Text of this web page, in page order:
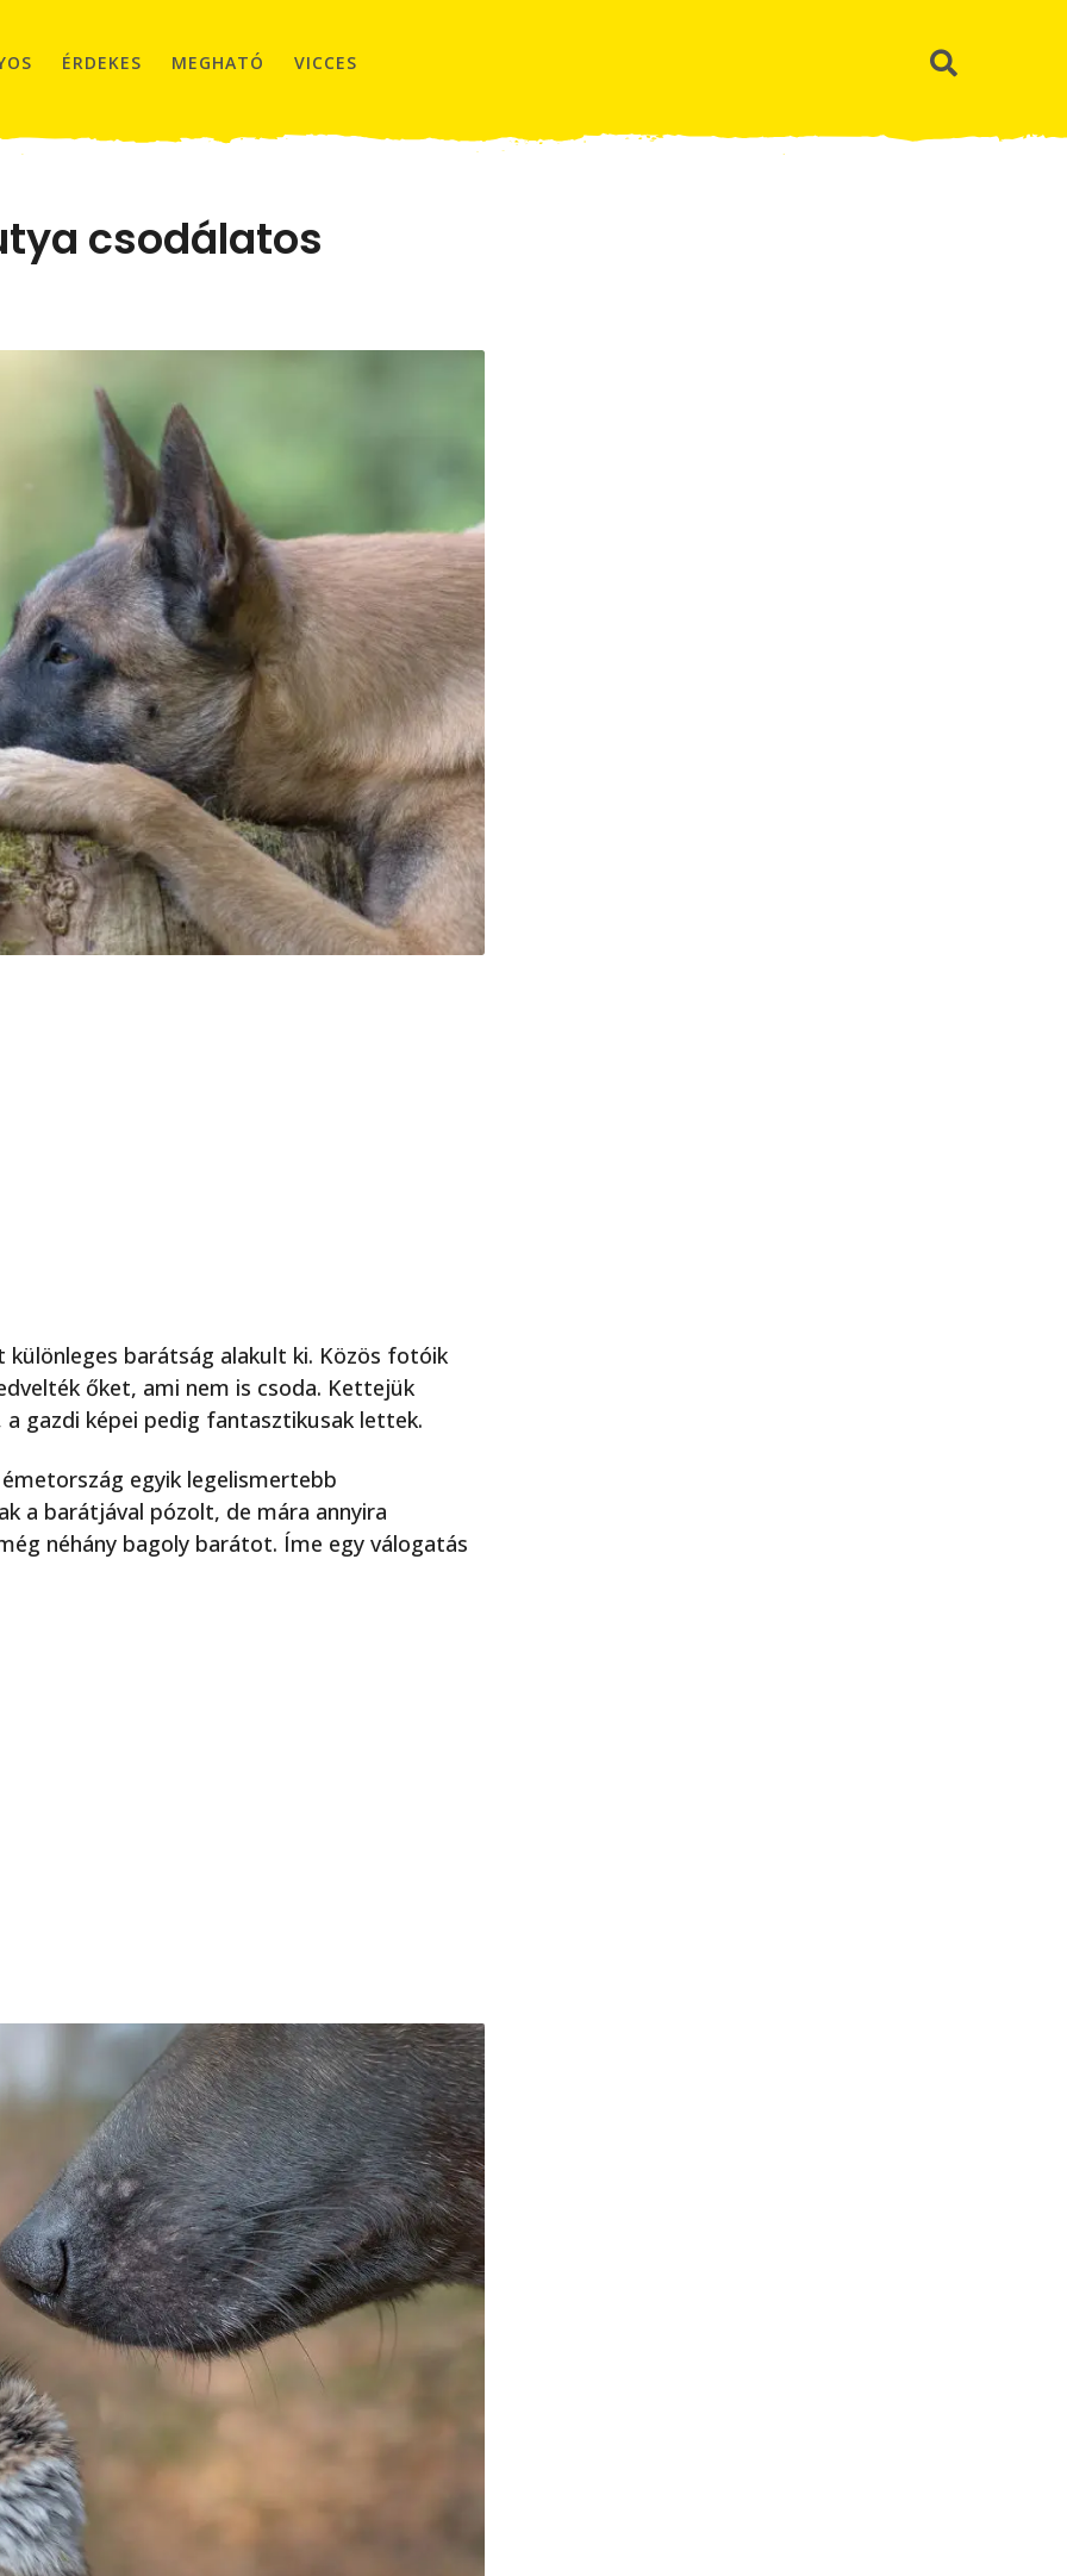
ÉRDEKES MEGHATÓ VICCES
csodálatos
barátság alakult ki. Közös fotóik
őket, ami nem is csoda. Kettejük
gazdi képei pedig fantasztikusak lettek.
egyik legelismertebb
a barátjával pózolt, de mára annyira
néhány bagoly barátot. Íme egy válogatás